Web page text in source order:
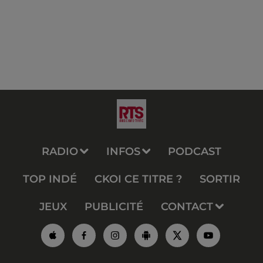
RADIO INFOS PODCAST
TOP INDÉ CKOI CE TITRE ? SORTIR
JEUX PUBLICITÉ CONTACT